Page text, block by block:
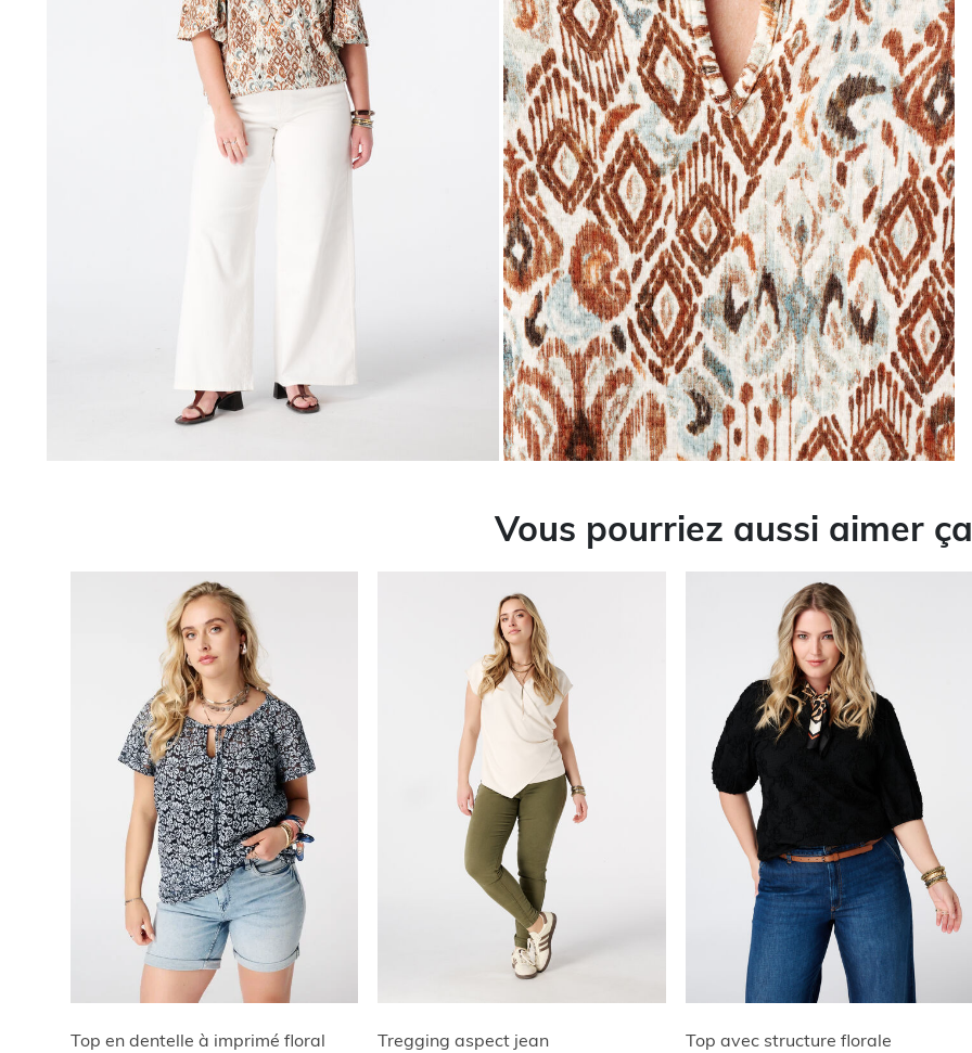
Vous pourriez aussi aimer ça
Top en dentelle à imprimé floral
Tregging aspect jean
Top avec structure florale